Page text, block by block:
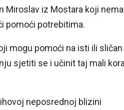
Miroslav iz Mostara koji nema
pomoći potrebitima.
mogu pomoći na isti ili sličan
sjetiti se i učinit taj mali
neposrednoj blizini